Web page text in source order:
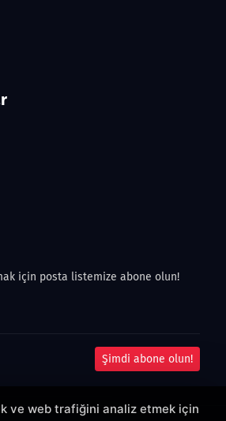
için posta listemize abone olun!
Şimdi abone olun!
ve web trafiğini analiz etmek için